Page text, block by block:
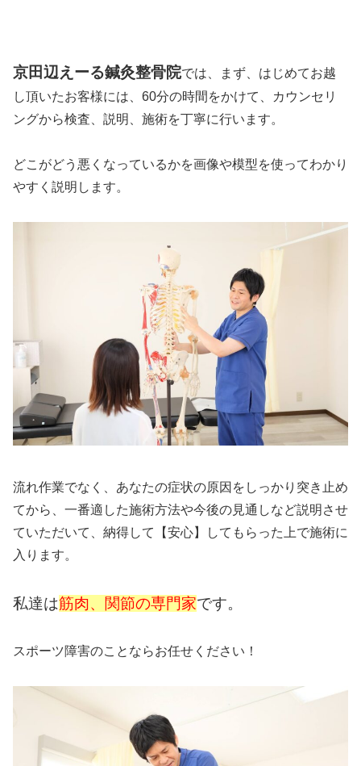
京田辺えーる鍼灸整骨院では、まず、はじめてお越
し頂いたお客様には、60分の時間をかけて、カウンセリ
ングから検査、説明、施術を丁寧に行います。
どこがどう悪くなっているかを画像や模型を使ってわかり
やすく説明します。
流れ作業でなく、あなたの症状の原因をしっかり突き止め
てから、一番適した施術方法や今後の見通しなど説明させ
ていただいて、納得して【安心】してもらった上で施術に
入ります。
私達は筋肉、関節の専門家です。
スポーツ障害のことならお任せください！